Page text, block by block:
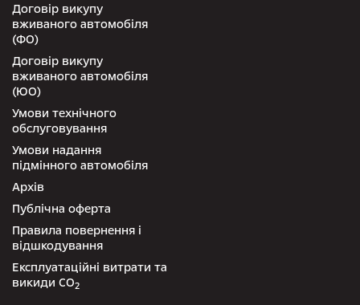
Договір викупу
вживаного автомобіля
(ФО)
Договір викупу
вживаного автомобіля
(ЮО)
Умови технічного
обслуговування
Умови надання
підмінного автомобіля
Архів
Публічна оферта
Правила повернення і
відшкодування
Експлуатаційні витрати та
викиди СО2